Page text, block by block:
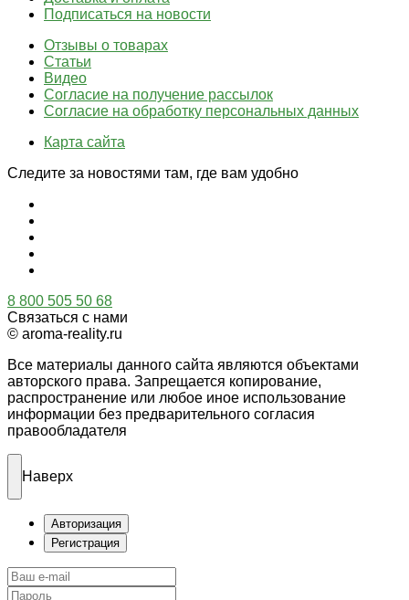
Подписаться на новости
Отзывы о товарах
Статьи
Видео
Согласие на получение рассылок
Согласие на обработку персональных данных
Карта сайта
Следите за новостями там, где вам удобно
8 800 505 50 68
Связаться с нами
© aroma-reality.ru
Все материалы данного сайта являются объектами
авторского права. Запрещается копирование,
распространение или любое иное использование
информации без предварительного согласия
правообладателя
Наверх
Авторизация
Регистрация